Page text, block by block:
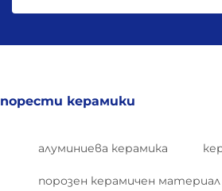
порести керамики
алуминиева керамика
порозен керамичен материал